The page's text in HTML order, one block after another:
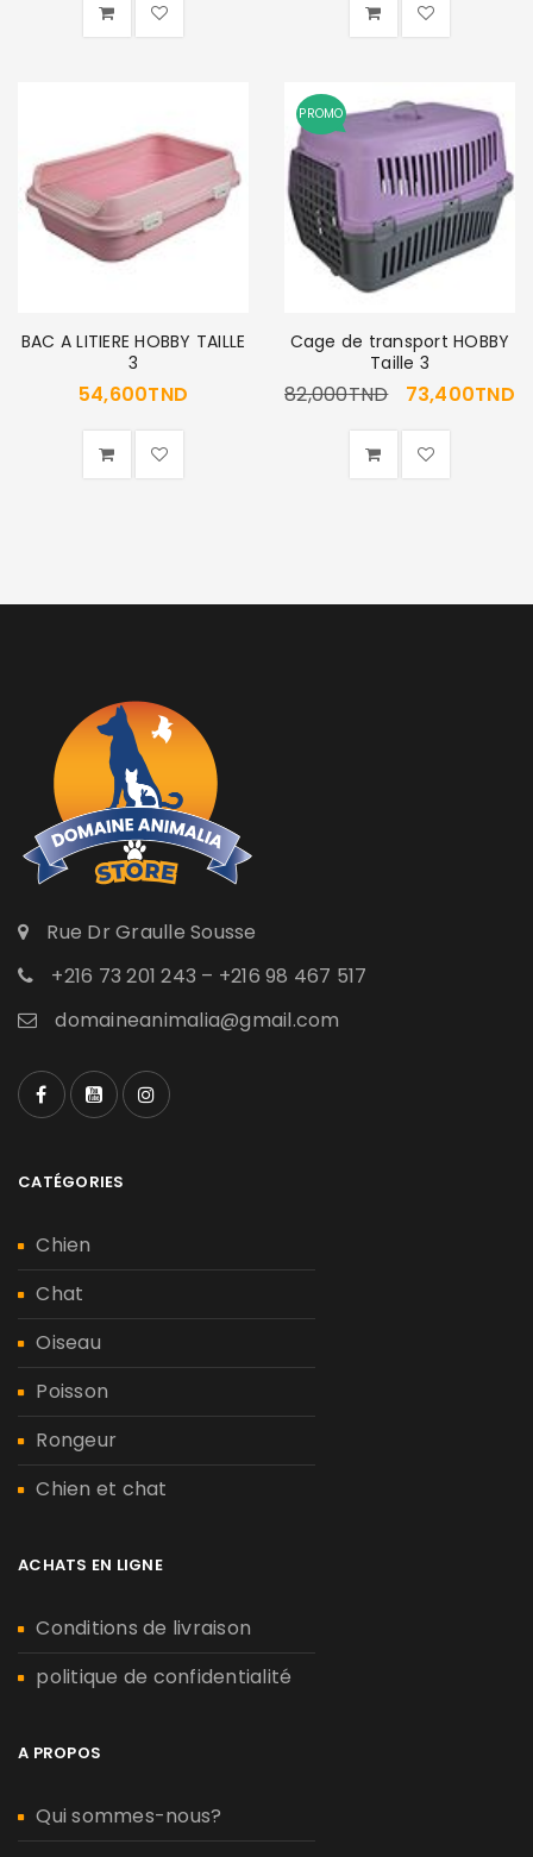
CONNECTER
de passe*
DE PASSE PERDU ?
BAC A LITIERE HOBBY TAILLE
3
54,600TND
PROMO
Cage de transport HOBBY
Taille 3
82,000TND 73,400TND
Rue Dr Graulle Sousse
+216 73 201 243 – +216 98 467 517
domaineanimalia@gmail.com
CATÉGORIES
Chien
Chat
Oiseau
Poisson
Rongeur
Chien et chat
ACHATS EN LIGNE
Conditions de livraison
politique de confidentialité
A PROPOS
Qui sommes-nous?